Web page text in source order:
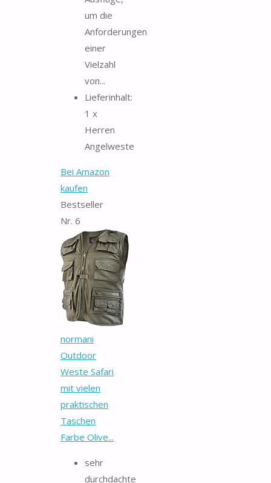
um die
Anforderungen
einer
Vielzahl
von...
Lieferinhalt:
1 x
Herren
Angelweste
Bei Amazon
kaufen
Bestseller
Nr. 6
normani
Outdoor
Weste Safari
mit vielen
praktischen
Taschen
Farbe Olive...
sehr
durchdachte